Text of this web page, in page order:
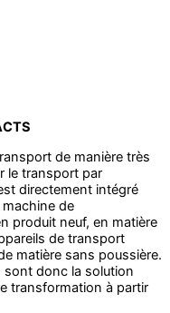
de manière très
le transport par
directement intégré
de
produit neuf, en matière
de transport
matière sans poussière.
donc la solution
transformation à partir